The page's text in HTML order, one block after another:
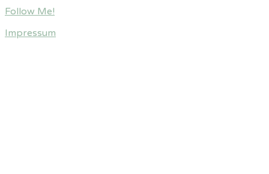
Follow Me!
Impressum